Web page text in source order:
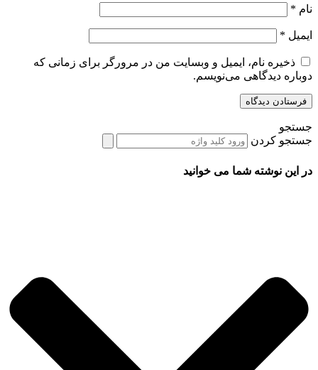
نام *
ایمیل *
ذخیره نام، ایمیل و وبسایت من در مرورگر برای زمانی که
دوباره دیدگاهی می‌نویسم.
جستجو
جستجو کردن
در این نوشته شما می خوانید